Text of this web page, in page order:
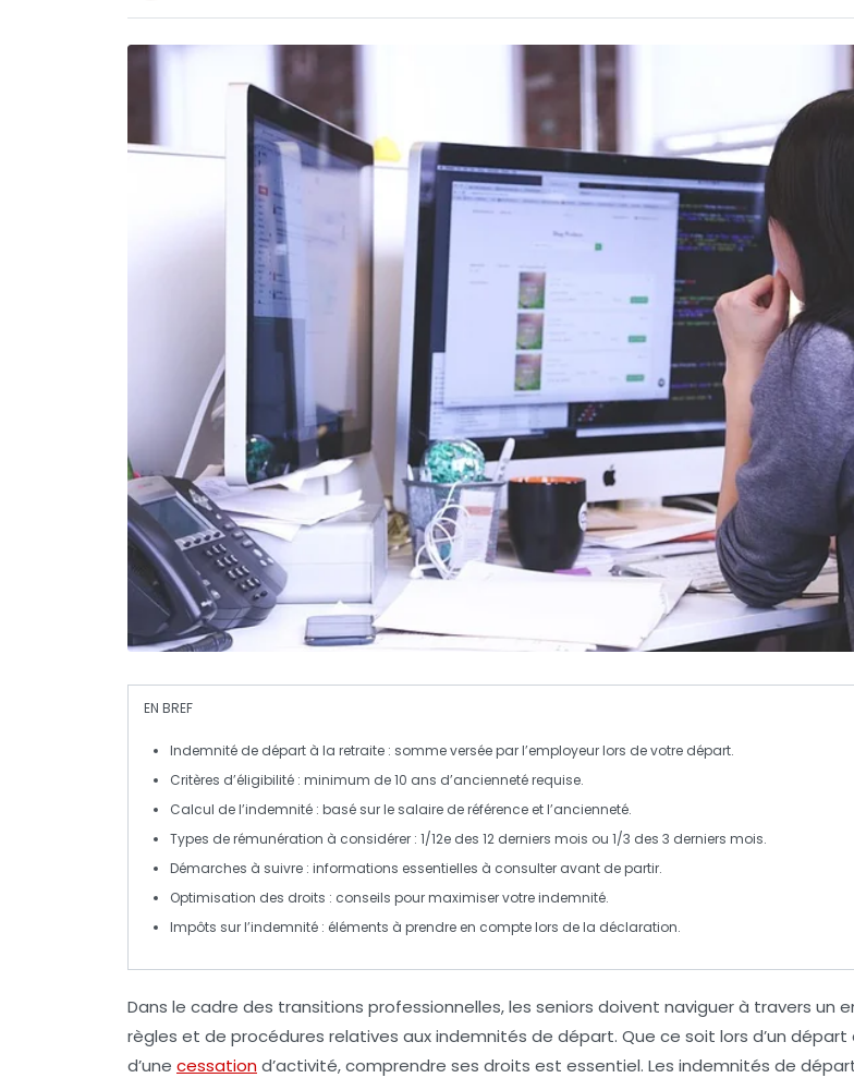
EN BREF
Indemnité de départ à la retraite : somme versée par l’employeur lors de votre départ.
Critères d’éligibilité : minimum de 10 ans d’ancienneté requise.
Calcul de l’indemnité : basé sur le salaire de référence et l’ancienneté.
Types de rémunération à considérer : 1/12e des 12 derniers mois ou 1/3 des 3 derniers mois.
Démarches à suivre : informations essentielles à consulter avant de partir.
Optimisation des droits : conseils pour maximiser votre indemnité.
Impôts sur l’indemnité : éléments à prendre en compte lors de la déclaration.
Dans le cadre des transitions professionnelles, les seniors doivent naviguer à travers un
règles et de procédures relatives auxindemnités de départ. Que ce soit lors d’un
d’une cessationd’activité, comprendre ses droits est essentiel. Les indemnités de